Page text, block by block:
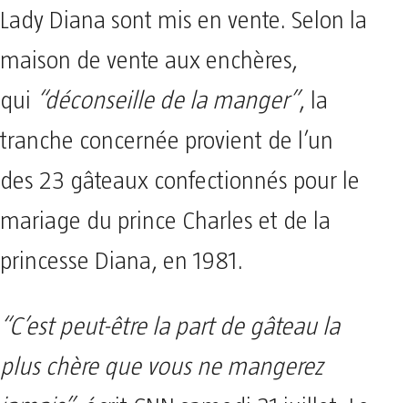
Lady Diana sont mis en vente. Selon la
maison de vente aux enchères,
qui “déconseille de la manger”, la
tranche concernée provient de l’un
des 23 gâteaux confectionnés pour le
mariage du prince Charles et de la
princesse Diana, en 1981.
“C’est peut-être la part de gâteau la
plus chère que vous ne mangerez